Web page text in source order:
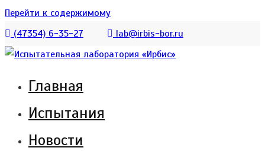
Перейти к содержимому
(47354) 6-35-27
lab@irbis-bor.ru
Испытательная лаборатория
«Ирбис»
Испытательная лаборатория АО «Ирбис»
создана для испытания котельного
оборудования и обеспечения полного
Главная
Испытания
Новости